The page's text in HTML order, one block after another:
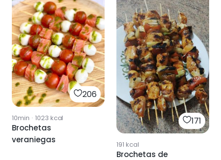
206
10min · 1023 kcal
Brochetas
veraniegas
171
191 kcal
Brochetas de